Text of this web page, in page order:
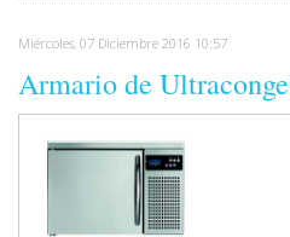
Miércoles, 07 Diciembre 2016 10:57
Armario de